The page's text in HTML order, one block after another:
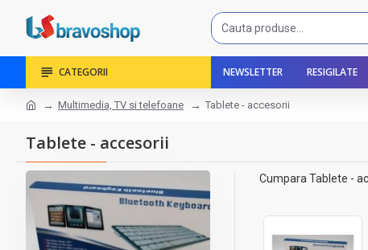
CATEGORII NEWSLETTER RESIGILATE
Multimedia, TV si telefoane Tablete - accesorii
Tablete - accesorii
Cumpara Tablete -